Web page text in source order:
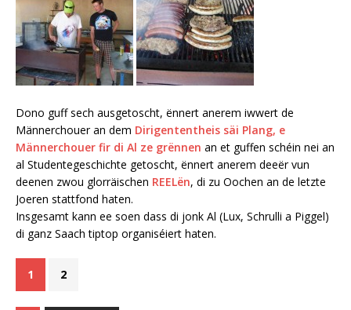
Dono guff sech ausgetoscht, ënnert anerem iwwert de
Männerchouer an dem Dirigententheis säi Plang, e
Männerchouer fir di Al ze grënnen an et guffen schéin nei an
al Studentegeschichte getoscht, ënnert anerem deeër vun
deenen zwou glorräischen REELën, di zu Oochen an de letzte
Joeren stattfond haten.
Insgesamt kann ee soen dass di jonk Al (Lux, Schrulli a Piggel)
di ganz Saach tiptop organiséiert haten.
1 2